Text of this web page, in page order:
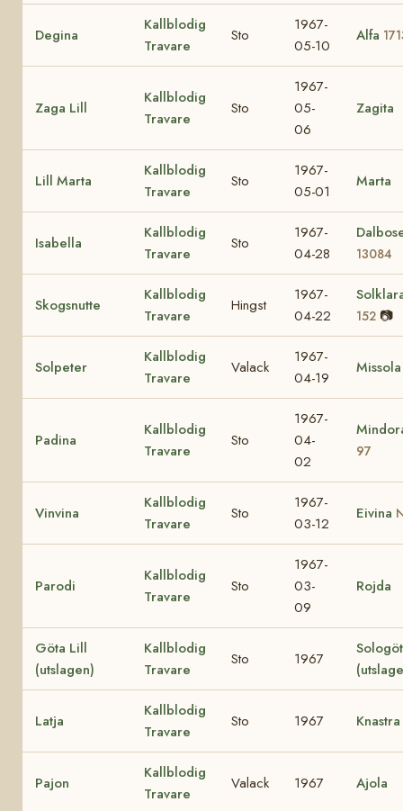
Degina
Kallblodig
Travare
Sto
1967-
05-10
Alfa
Zaga Lill
Kallblodig
Travare
Sto
1967-
05-
06
Zagita
Lill Marta
Kallblodig
Travare
Sto
1967-
05-01
Marta
Isabella
Kallblodig
Travare
Sto
1967-
04-28
13084
Skogsnutte
Kallblodig
Travare
Hingst
1967-
04-22
152 📷
Solpeter
Kallblodig
Travare
Valack
1967-
04-19
Missola
Padina
Kallblodig
Travare
Sto
1967-
04-
02
97
Vinvina
Kallblodig
Travare
Sto
1967-
03-12
Eivina
Parodi
Kallblodig
Travare
Sto
1967-
03-
09
Rojda
Göta Lill
(utslagen)
Kallblodig
Travare
Sto 1967
Latja
Kallblodig
Travare
Sto 1967 Knastra
Pajon
Kallblodig
Travare
Valack 1967 Ajola